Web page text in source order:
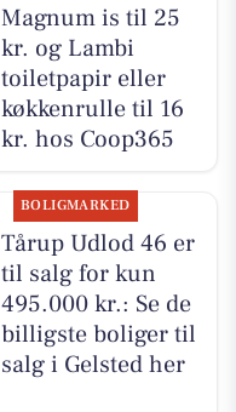
Magnum is til 25
kr. og Lambi
toiletpapir eller
køkkenrulle til 16
kr. hos Coop365
BOLIGMARKED
Tårup Udlod 46 er
til salg for kun
495.000 kr.: Se de
billigste boliger til
salg i Gelsted her